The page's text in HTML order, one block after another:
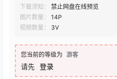
下载须知：
禁止网盘在线预览
图片数量：
14P
视频数量：
3V
您当前的等级为 游客
请先 登录